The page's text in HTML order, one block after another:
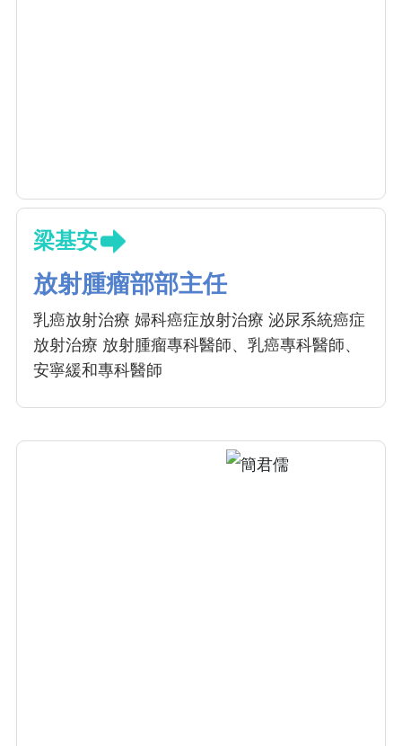
梁基安
放射腫瘤部部主任
乳癌放射治療 婦科癌症放射治療 泌尿系統癌症
放射治療 放射腫瘤專科醫師、乳癌專科醫師、
安寧緩和專科醫師